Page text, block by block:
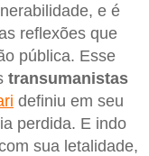
e é
reflexões que
pública. Esse
transumanistas
definiu em seu
perdida. E indo
sua letalidade,